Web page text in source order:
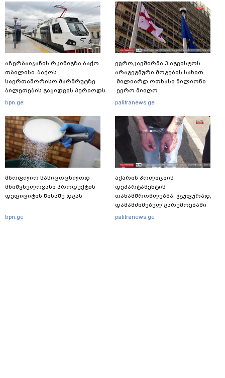
აზერბაიჯანის რკინიგზა ბაქო-
თბილისი-ბაქოს
საერთაშორისო მარშრუტზე
ბილეთების გაყიდვის პერიოდს
ახანგრძლივებს
bpn.ge
მსოფლიო სასიცოცხლოდ
მნიშვნელოვანი პროდუქტის
დეფიციტის წინაშე დგას
bpn.ge
ევროკავშირმა 3 აგვისტოს
არაგეგმური მოგების სახით
მილიარდ ოთხასი მილიონი
ევრო მიიღო
palitranews.ge
აჭარის პოლიციის
დეპარტამენტის
თანამშრომლებმა, ჯგუფურად,
დამამძიმებელ გარემოებაში
ჩადენილი განზრახ
palitranews.ge